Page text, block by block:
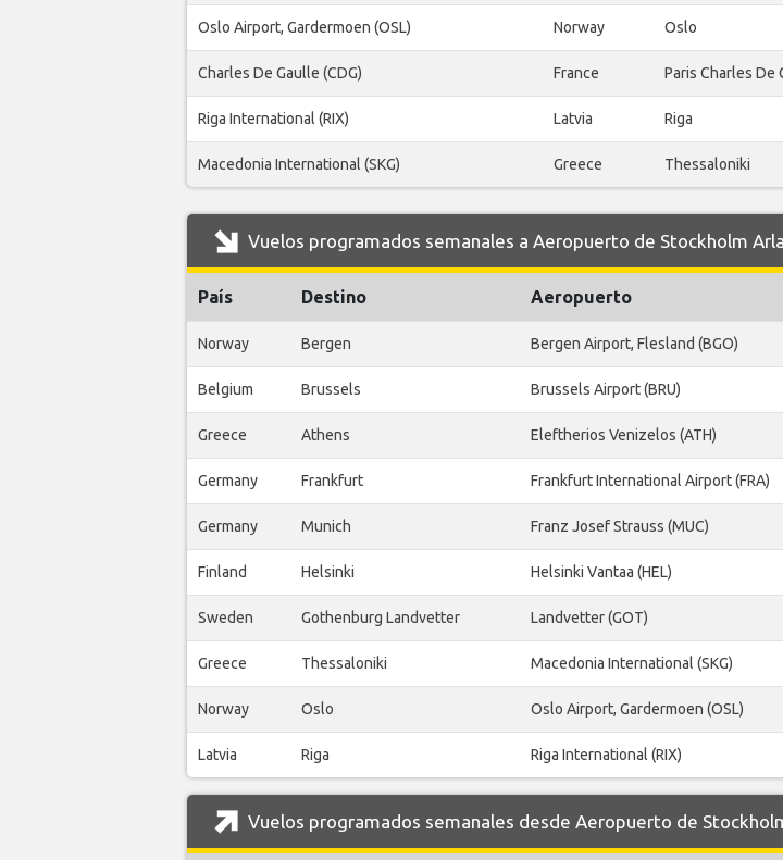
Oslo Airport, Gardermoen (OSL) Norway Oslo
Charles De Gaulle (CDG) France Paris Charles De
Riga International (RIX) Latvia Riga
Macedonia International (SKG) Greece Thessaloniki
Vuelos programados semanales a Aeropuerto de Stockholm
País Destino Aeropuerto
Norway Bergen Bergen Airport, Flesland (BGO)
Belgium Brussels Brussels Airport (BRU)
Greece Athens Eleftherios Venizelos (ATH)
Germany Frankfurt Frankfurt International Airport (FRA)
Germany Munich Franz Josef Strauss (MUC)
Finland Helsinki Helsinki Vantaa (HEL)
Sweden Gothenburg Landvetter Landvetter (GOT)
Greece Thessaloniki Macedonia International (SKG)
Norway Oslo Oslo Airport, Gardermoen (OSL)
Latvia Riga Riga International (RIX)
Vuelos programados semanales desde Aeropuerto de